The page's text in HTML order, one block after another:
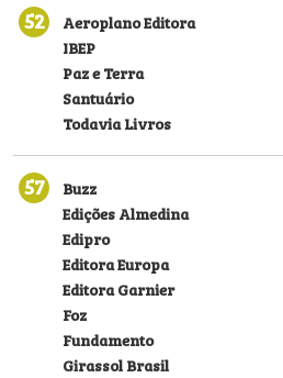
52
Aeroplano Editora
IBEP
Paz e Terra
Santuário
Todavia Livros
57
Buzz
Edições Almedina
Edipro
Editora Europa
Editora Garnier
Foz
Fundamento
Girassol Brasil